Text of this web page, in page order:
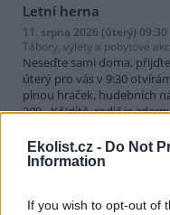
Ekolist.cz - Do Not
Information
If you wish to opt-out of
Letní herna
11. srpna 2026 (úterý)
Tábory, výlety a pobytové
Neseďte sami doma,
úterý pro vás v 9:30
plnou hraček, hudebních
200,- Kč/dítě, rodič je
| SEV
vař